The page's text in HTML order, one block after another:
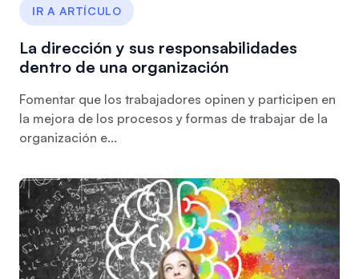
IR A ARTÍCULO
La dirección y sus responsabilidades
dentro de una organización
Fomentar que los trabajadores opinen y participen en
la mejora de los procesos y formas de trabajar de la
organización e...